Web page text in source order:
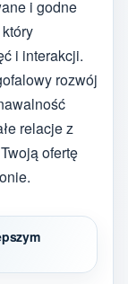
i godne
i interakcji.
rozwój
relacje z
ofertę